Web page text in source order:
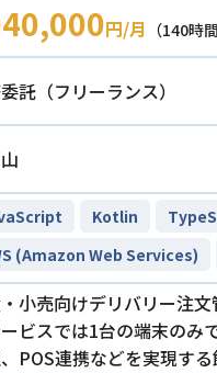
円/月 （140時
託（フリーランス）
Kotlin
(Amazon Web Services)
小売向けデリバリー注文
ビスでは1台の端末のみ
POS連携などを実現する